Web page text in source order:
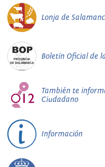
Lonja de
Boletín Oficial de
También te
Ciudadano
Información